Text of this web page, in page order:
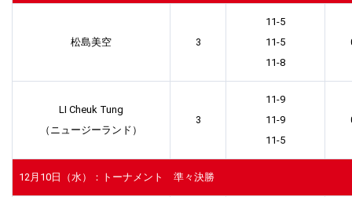
松島美空 3
11-5
11-5
11-8
LI Cheuk Tung
（ニュージーランド）
3
11-9
11-9
11-5
12月10日（水）：トーナメント 準々決勝